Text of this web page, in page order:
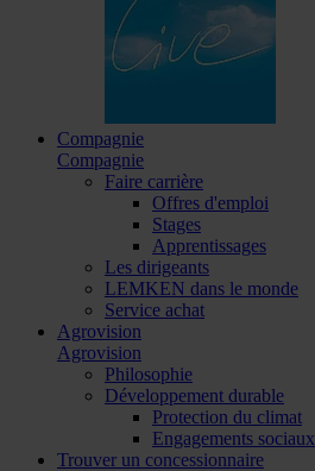
Compagnie
Compagnie
Faire carrière
Offres d'emploi
Stages
Apprentissages
Les dirigeants
LEMKEN dans le monde
Service achat
Agrovision
Agrovision
Philosophie
Développement durable
Protection du climat
Engagements sociaux
Trouver un concessionnaire